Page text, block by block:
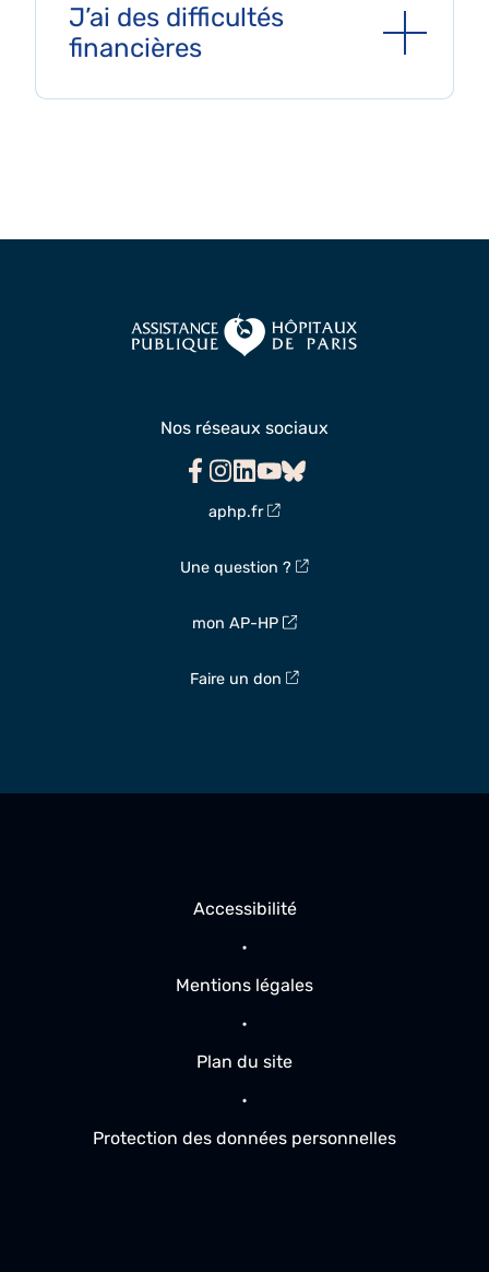
J’ai des difficultés
financières
Nos réseaux sociaux
Facebook
Instagram
Linkedin
Youtube
Bluesky
aphp.fr
Une question ?
mon AP-HP
Faire un don
Accessibilité
Mentions légales
Plan du site
Protection des données personnelles